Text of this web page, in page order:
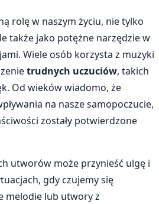
rolę w naszym życiu, nie tylko
także jako potężne narzędzie w
Wiele osób korzysta z muzyki
trudnych uczuciów, takich
Od wieków wiadomo, że
na nasze samopoczucie,
zostały potwierdzone
utworów może przynieść ulgę i
gdy czujemy się
melodie lub utwory z